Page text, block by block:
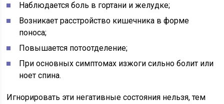
Наблюдается боль в гортани и желудке;
Возникает расстройство кишечника в форме
поноса;
Повышается потоотделение;
При основных симптомах изжоги сильно болит или
ноет спина.
Игнорировать эти негативные состояния нельзя, тем